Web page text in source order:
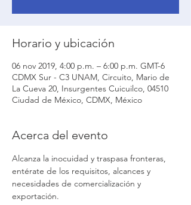
Horario y ubicación
06 nov 2019, 4:00 p.m. – 6:00 p.m. GMT-6
CDMX Sur - C3 UNAM, Circuito, Mario de
La Cueva 20, Insurgentes Cuicuilco, 04510
Ciudad de México, CDMX, México
Acerca del evento
Alcanza la inocuidad y traspasa fronteras,
entérate de los requisitos, alcances y
necesidades de comercialización y
exportación.